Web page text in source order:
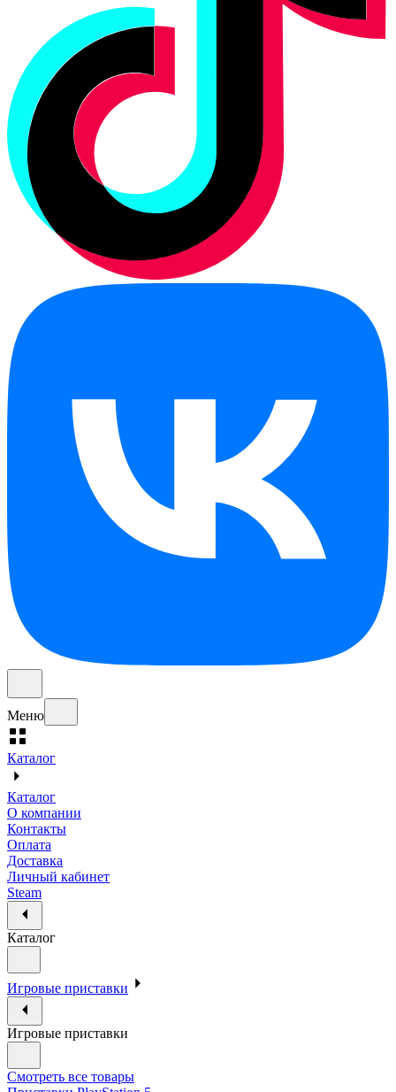
Меню
Каталог
Каталог
О компании
Контакты
Оплата
Доставка
Личный кабинет
Steam
Каталог
Игровые приставки
Игровые приставки
Смотреть все товары